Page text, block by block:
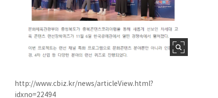
http://www.cbiz.kr/news/articleView.html?
idxno=22494